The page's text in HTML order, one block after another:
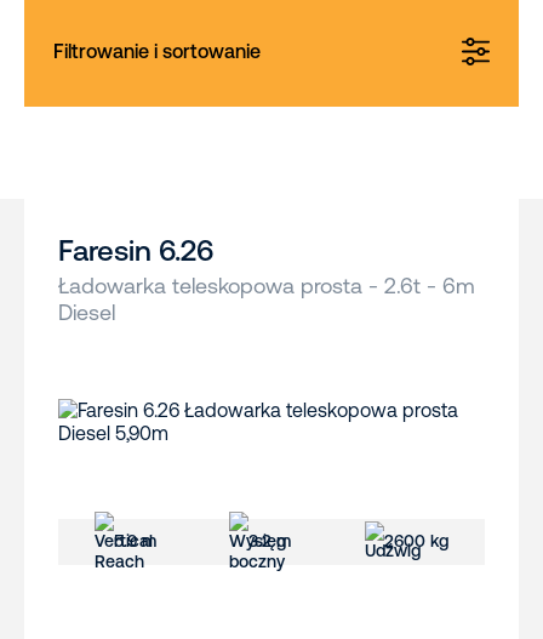
Filtrowanie i sortowanie
Faresin 6.26
Ładowarka teleskopowa prosta - 2.6t - 6m
Diesel
5.9 m 3.2 m 2600 kg